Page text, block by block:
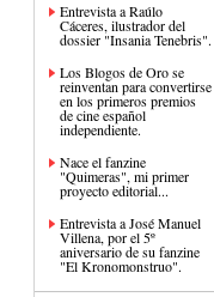
Entrevista a Raúlo
Cáceres, ilustrador del
dossier "Insania Tenebris".
Los Blogos de Oro se
reinventan para convertirse
en los primeros premios
de cine español
independiente.
Nace el fanzine
"Quimeras", mi primer
proyecto editorial...
Entrevista a José Manuel
Villena, por el 5º
aniversario de su fanzine
"El Kronomonstruo".